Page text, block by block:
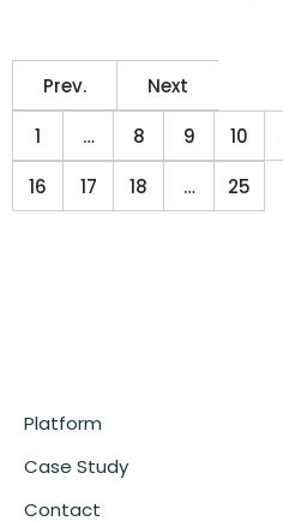
Prev.
Next
1
… 8 9 10
16
17 18 … 25
Platform
Case Study
Contact